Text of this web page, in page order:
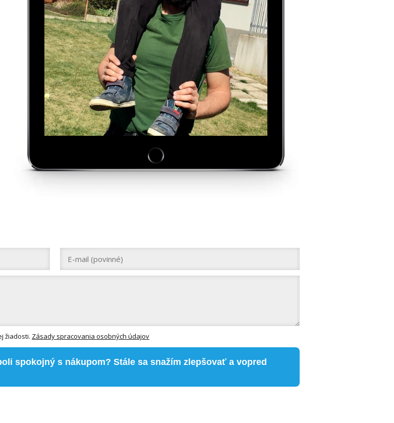
žiadosti. Zásady spracovania osobných údajov
spokojný s nákupom? Stále sa snažím zlepšovať a vopred